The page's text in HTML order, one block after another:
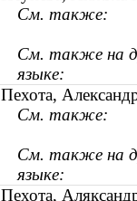
См. также:
См. также на
языке:
Пехота,
См. также:
См. также на
языке:
Пехота,